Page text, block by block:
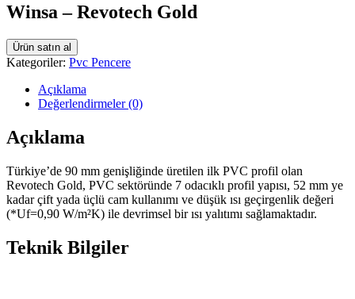
Winsa – Revotech Gold
Ürün satın al
Kategoriler: Pvc Pencere
Açıklama
Değerlendirmeler (0)
Açıklama
Türkiye’de 90 mm genişliğinde üretilen ilk PVC profil olan
Revotech Gold, PVC sektöründe 7 odacıklı profil yapısı, 52 mm ye
kadar çift yada üçlü cam kullanımı ve düşük ısı geçirgenlik değeri
(*Uf=0,90 W/m²K) ile devrimsel bir ısı yalıtımı sağlamaktadır.
Teknik Bilgiler